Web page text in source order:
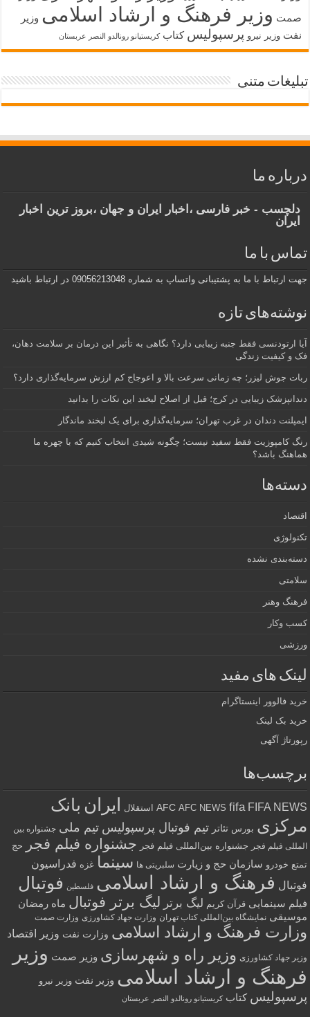
صمت وزیر فرهنگ و ارشاد اسلامی وزیر
نفت وزیر نیرو پرسپولیس کتاب کریستیانو رونالدو النصر عربستان
تبلیغات متنی
درباره ما
دلچسب - خبر فارسی ،اخبار ایران و جهان ،بروز ترین اخبار
ایران
تماس با ما
جهت ارتباط با ما به پشتیبانی واتساپ به شماره 09056213048 در ارتباط باشید
نوشته‌های تازه
آیا ارتودنسی فقط جنبه زیبایی دارد؟ نگاهی به تأثیر این درمان بر سلامت دهان،
فک و کیفیت زندگی
ربات جوش لیزر؛ چه زمانی سرعت بالا و اعوجاج کم ارزش سرمایه‌گذاری دارد؟
دندانپزشک زیبایی در کرج؛ قبل از اصلاح لبخند این نکات را بدانید
ایمپلنت دندان در غرب تهران؛ سرمایه‌گذاری برای یک لبخند ماندگار
رنگ کامپوزیت فقط سفید نیست؛ چگونه شیدی انتخاب کنیم که با چهره ما
هماهنگ باشد؟
دسته‌ها
اقتصاد
تکنولوژی
دسته‌بندی نشده
سلامتی
فرهنگ وهنر
کسب وکار
ورزشی
لینک های مفید
خرید فالوور اینستاگرام
خرید بک لینک
رپورتاژ آگهی
برچسب‌ها
AFC AFC NEWS fifa FIFA NEWS استقلال ایران بانک
مرکزی بورس تئاتر تیم فوتبال پرسپولیس تیم ملی جشنواره بین
المللی فیلم فجر جشنواره بین‌المللی فیلم فجر جشنواره فیلم فجر
حج
تمتع خودرو سازمان حج و زیارت سلبریتی ها سینما غزه فدراسیون
فوتبال فرهنگ و ارشاد اسلامی فلسطین فوتبال
فیلم سینمایی قرآن کریم لیگ برتر لیگ برتر فوتبال ماه رمضان
موسیقی نمایشگاه بین‌المللی کتاب تهران وزارت جهاد کشاورزی وزارت صمت
وزارت فرهنگ و ارشاد اسلامی وزارت نفت وزیر اقتصاد
وزیر جهاد کشاورزی وزیر راه و شهرسازی وزیر صمت وزیر
فرهنگ و ارشاد اسلامی وزیر نفت وزیر نیرو
پرسپولیس کتاب کریستیانو رونالدو النصر عربستان